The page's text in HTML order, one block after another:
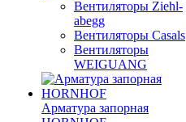
Вентиляторы Ziehl-
abegg
Вентиляторы Casals
Вентиляторы
WEIGUANG
Арматура запорная